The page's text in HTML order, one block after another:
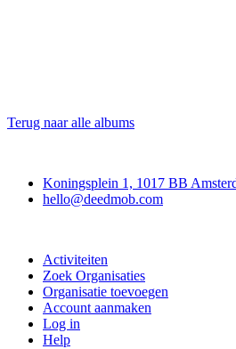
Terug naar alle albums
Koningsplein 1, 1017 BB
hello@deedmob.com
Activiteiten
Zoek Organisaties
Organisatie toevoegen
Account aanmaken
Log in
Help